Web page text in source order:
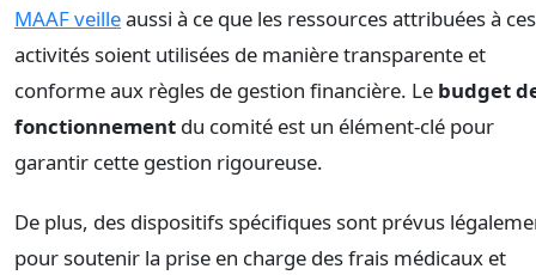
MAAF veilleaussi à ce que les ressources attribuées à ces
activités soient utilisées de manière transparente et
conforme aux règles de gestion financière. Le budget
fonctionnement du comité est un élément-clé pour
garantir cette gestion rigoureuse.
De plus, des dispositifs spécifiques sont prévus
pour soutenir la prise en charge des frais médicaux et